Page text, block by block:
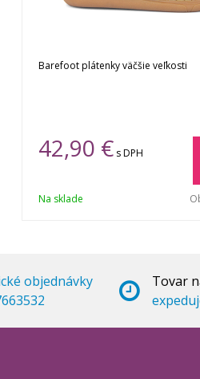
Barefoot plátenky väčšie veľkosti
42,90 € s DPH
Na sklade
objednávky
Tovar